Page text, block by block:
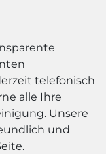
telefonisch
alle Ihre
Unsere
und